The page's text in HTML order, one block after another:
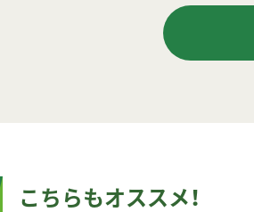
こちらもオススメ！